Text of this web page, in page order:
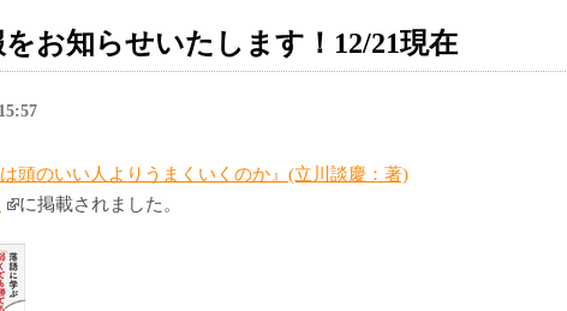
お知らせいたします！12/21現在
は頭のいい人よりうまくいくのか』(立川談慶：著)
に掲載されました。